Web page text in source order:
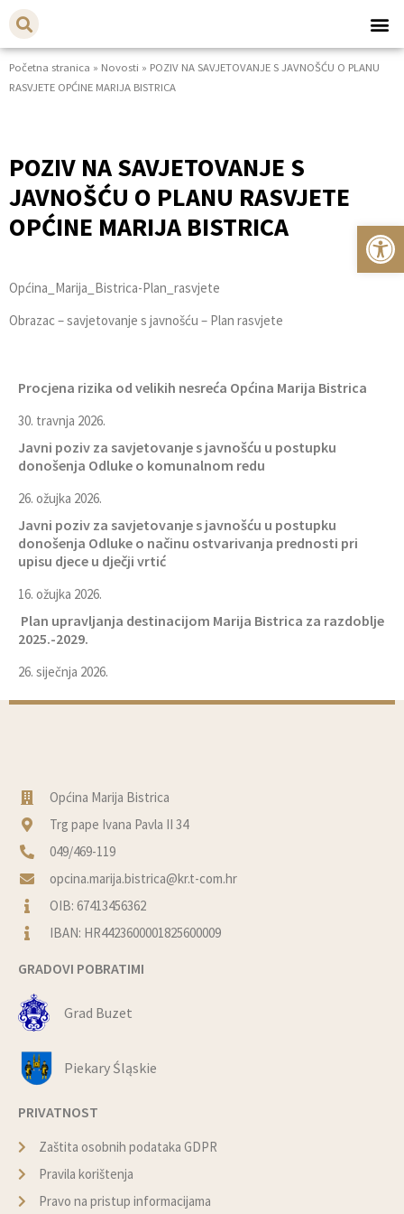
Početna stranica » Novosti » POZIV NA SAVJETOVANJE S JAVNOŠĆU O PLANU
RASVJETE OPĆINE MARIJA BISTRICA
POZIV NA SAVJETOVANJE S
JAVNOŠĆU O PLANU RASVJETE
OPĆINE MARIJA BISTRICA
Općina_Marija_Bistrica-Plan_rasvjete
Obrazac – savjetovanje s javnošću – Plan rasvjete
Procjena rizika od velikih nesreća Općina Marija Bistrica
30. travnja 2026.
Javni poziv za savjetovanje s javnošću u postupku
donošenja Odluke o komunalnom redu
26. ožujka 2026.
Javni poziv za savjetovanje s javnošću u postupku
donošenja Odluke o načinu ostvarivanja prednosti pri
upisu djece u dječji vrtić
16. ožujka 2026.
Plan upravljanja destinacijom Marija Bistrica za razdoblje
2025.-2029.
26. siječnja 2026.
Općina Marija Bistrica
Trg pape Ivana Pavla II 34
049/469-119
opcina.marija.bistrica@kr.t-com.hr
OIB: 67413456362
IBAN: HR4423600001825600009
GRADOVI POBRATIMI
Grad Buzet
Piekary Śląskie
PRIVATNOST
Zaštita osobnih podataka GDPR
Pravila korištenja
Pravo na pristup informacijama